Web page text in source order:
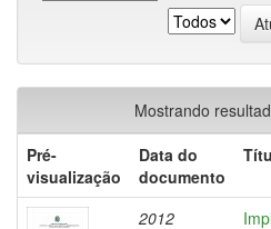
Mostrando
Pré-
visualização
Data do
documento
2012